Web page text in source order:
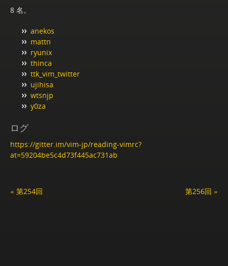
8 名。
anekos
mattn
ryunix
thinca
ttk_vim_twitter
ujihisa
wtsnjp
y0za
ログ
https://gitter.im/vim-jp/reading-vimrc?
at=59204be5c4d73f445ac731ab
« 第254回 第256回 »